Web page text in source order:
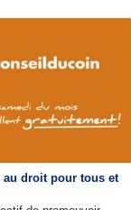
droit pour tous et